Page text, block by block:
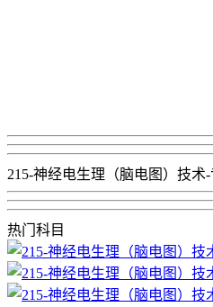
215-神经电生理（脑电图）技术
热门科目